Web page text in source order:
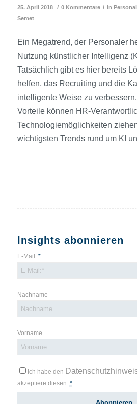
25. April 2018 / 0 Kommentare / in
Semet
Ein Megatrend, der Personaler
Nutzung künstlicher Intelligenz
Tatsächlich gibt es hier bereits
helfen, das Recruiting und die
intelligente Weise zu
Vorteile können HR-
Technologiemöglichkeiten
wichtigsten Trends rund um KI
Insights abonnieren
E-Mail: *
Nachname
Vorname
Ich habe den
akzeptiere diesen. *